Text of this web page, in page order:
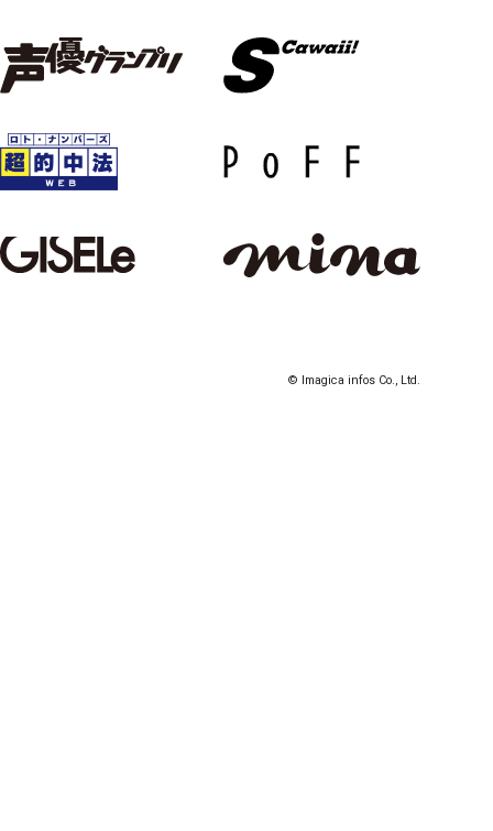
© Imagica infos Co., Ltd.